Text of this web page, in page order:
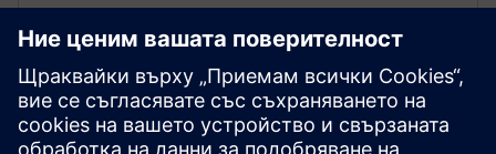
Анализ: онлайн процес и
модел на контрол